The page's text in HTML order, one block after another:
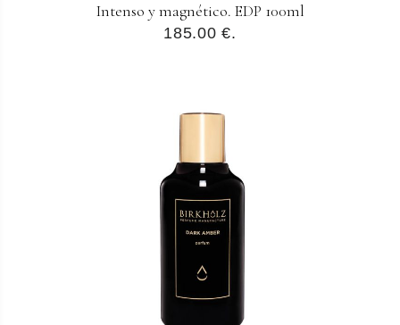
Intenso y magnético. EDP 100ml
185.00 €.